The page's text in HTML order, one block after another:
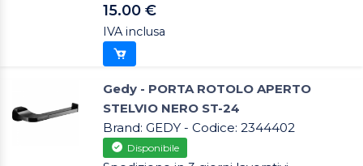
15.00 €
IVA inclusa
Gedy - PORTA ROTOLO APERTO
STELVIO NERO ST-24
Brand: GEDY - Codice: 2344402
Disponibile